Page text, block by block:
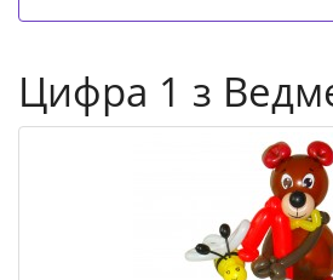
Цифра 1 з